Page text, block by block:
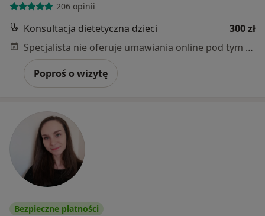
206 opinii
Konsultacja dietetyczna dzieci
300 zł
Specjalista nie oferuje umawiania online pod tym adresem.
Poproś o wizytę
Bezpieczne płatności